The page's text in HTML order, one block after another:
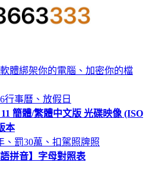
體綁架你的電腦、加密你的檔
行事曆、放假日
簡體/繁體中文版 光碟映像 (ISO
本
、罰30萬、扣駕照牌照
拼音】字母對照表